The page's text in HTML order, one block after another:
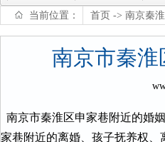
当前位置： 首页 -> 南京秦
南京市秦
南京市秦淮区申家巷附近的婚
家巷附近的离婚、孩子抚养权